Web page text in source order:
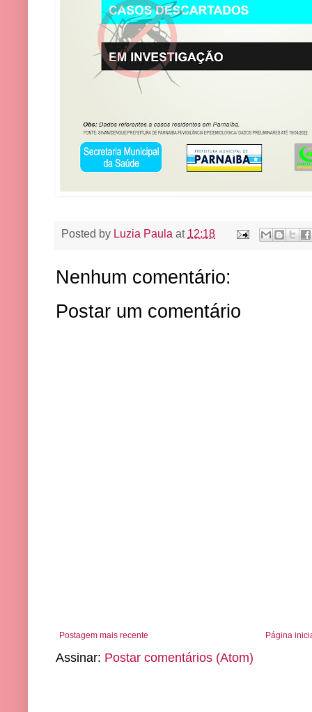
Posted by Luzia Paula at 12:18
Nenhum comentário:
Postar um comentário
Postagem mais recente Página
Assinar: Postar comentários (Atom)